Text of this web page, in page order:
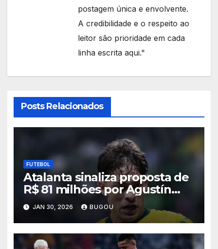
postagem única e envolvente.
A credibilidade e o respeito ao
leitor são prioridade em cada
linha escrita aqui."
Posts Relacionados
FUTEBOL
Atalanta sinaliza proposta de
R$ 81 milhões por Agustín
Giay, e Palmeiras admite
negociar lateral
JAN 30, 2026 BUGOU